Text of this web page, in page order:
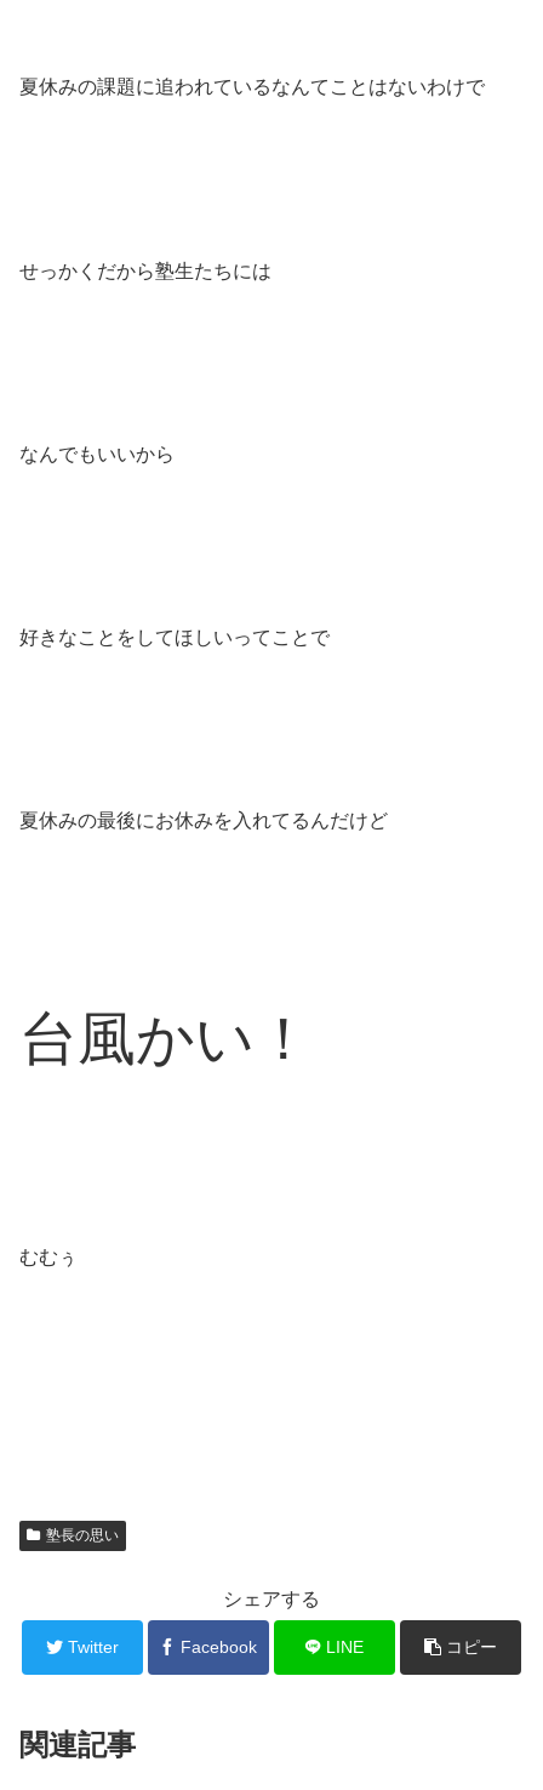
夏休みの課題に追われているなんてことはないわけで
せっかくだから塾生たちには
なんでもいいから
好きなことをしてほしいってことで
夏休みの最後にお休みを入れてるんだけど
台風かい！
むむぅ
塾長の思い
シェアする
Twitter Facebook LINE コピー
関連記事